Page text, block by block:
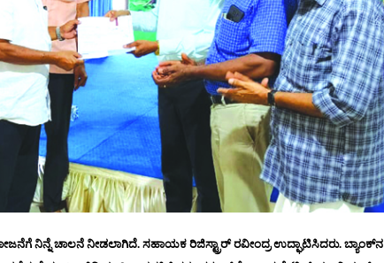
ನಿನ್ನೆ ಚಾಲನೆ ನೀಡಲಾಗಿದೆ. ಸಹಾಯಕ ರಿಜಿಸ್ಟ್ರಾರ್ ರವೀಂದ್ರ ಉದ್ಘಾಟಿಸಿದರು. ಬ್ಯಾಂಕ್‌ನ